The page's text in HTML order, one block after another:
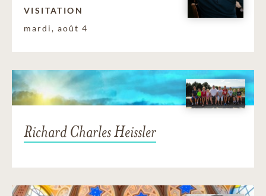
VISITATION
mardi, août 4
Richard Charles Heissler